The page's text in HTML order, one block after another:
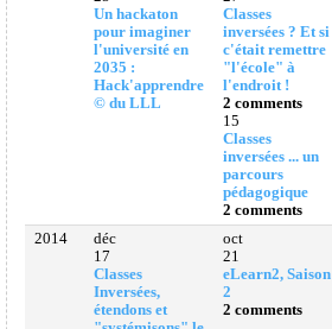
Un hackaton
pour imaginer
l'université en
2035 :
Hack'apprendre
© du LLL
Classes
inversées ? Et si
c'était remettre
"l'école" à
l'endroit !
2 comments
15
Classes
inversées ... un
parcours
pédagogique
2 comments
2014
déc
17
Classes
Inversées,
étendons et
oct
21
eLearn2, Saison
2
2 comments